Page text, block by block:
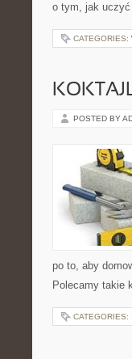
o tym, jak
CATEGORIES:
POSTED BY
po to, aby
Polecamy takie
CATEGORIES: